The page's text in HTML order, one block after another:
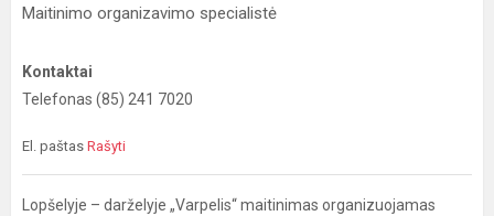
Maitinimo organizavimo specialistė
Kontaktai
Telefonas (85) 241 7020
El. paštas Rašyti
Lopšelyje – darželyje „Varpelis“ maitinimas organizuojamas